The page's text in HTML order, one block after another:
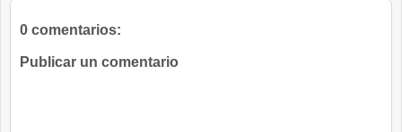
0 comentarios:
Publicar un comentario